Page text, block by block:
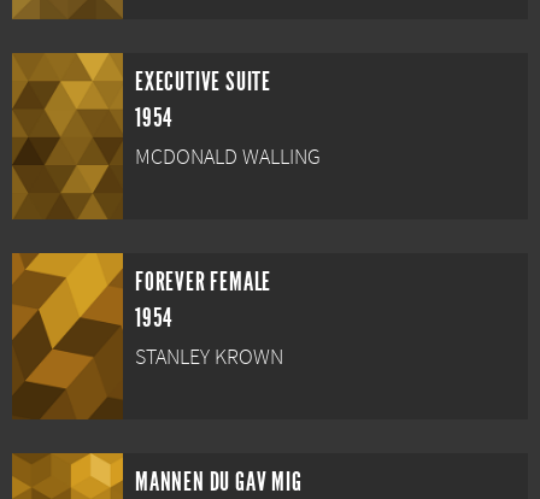
EXECUTIVE SUITE
1954
MCDONALD WALLING
FOREVER FEMALE
1954
STANLEY KROWN
MANNEN DU GAV MIG